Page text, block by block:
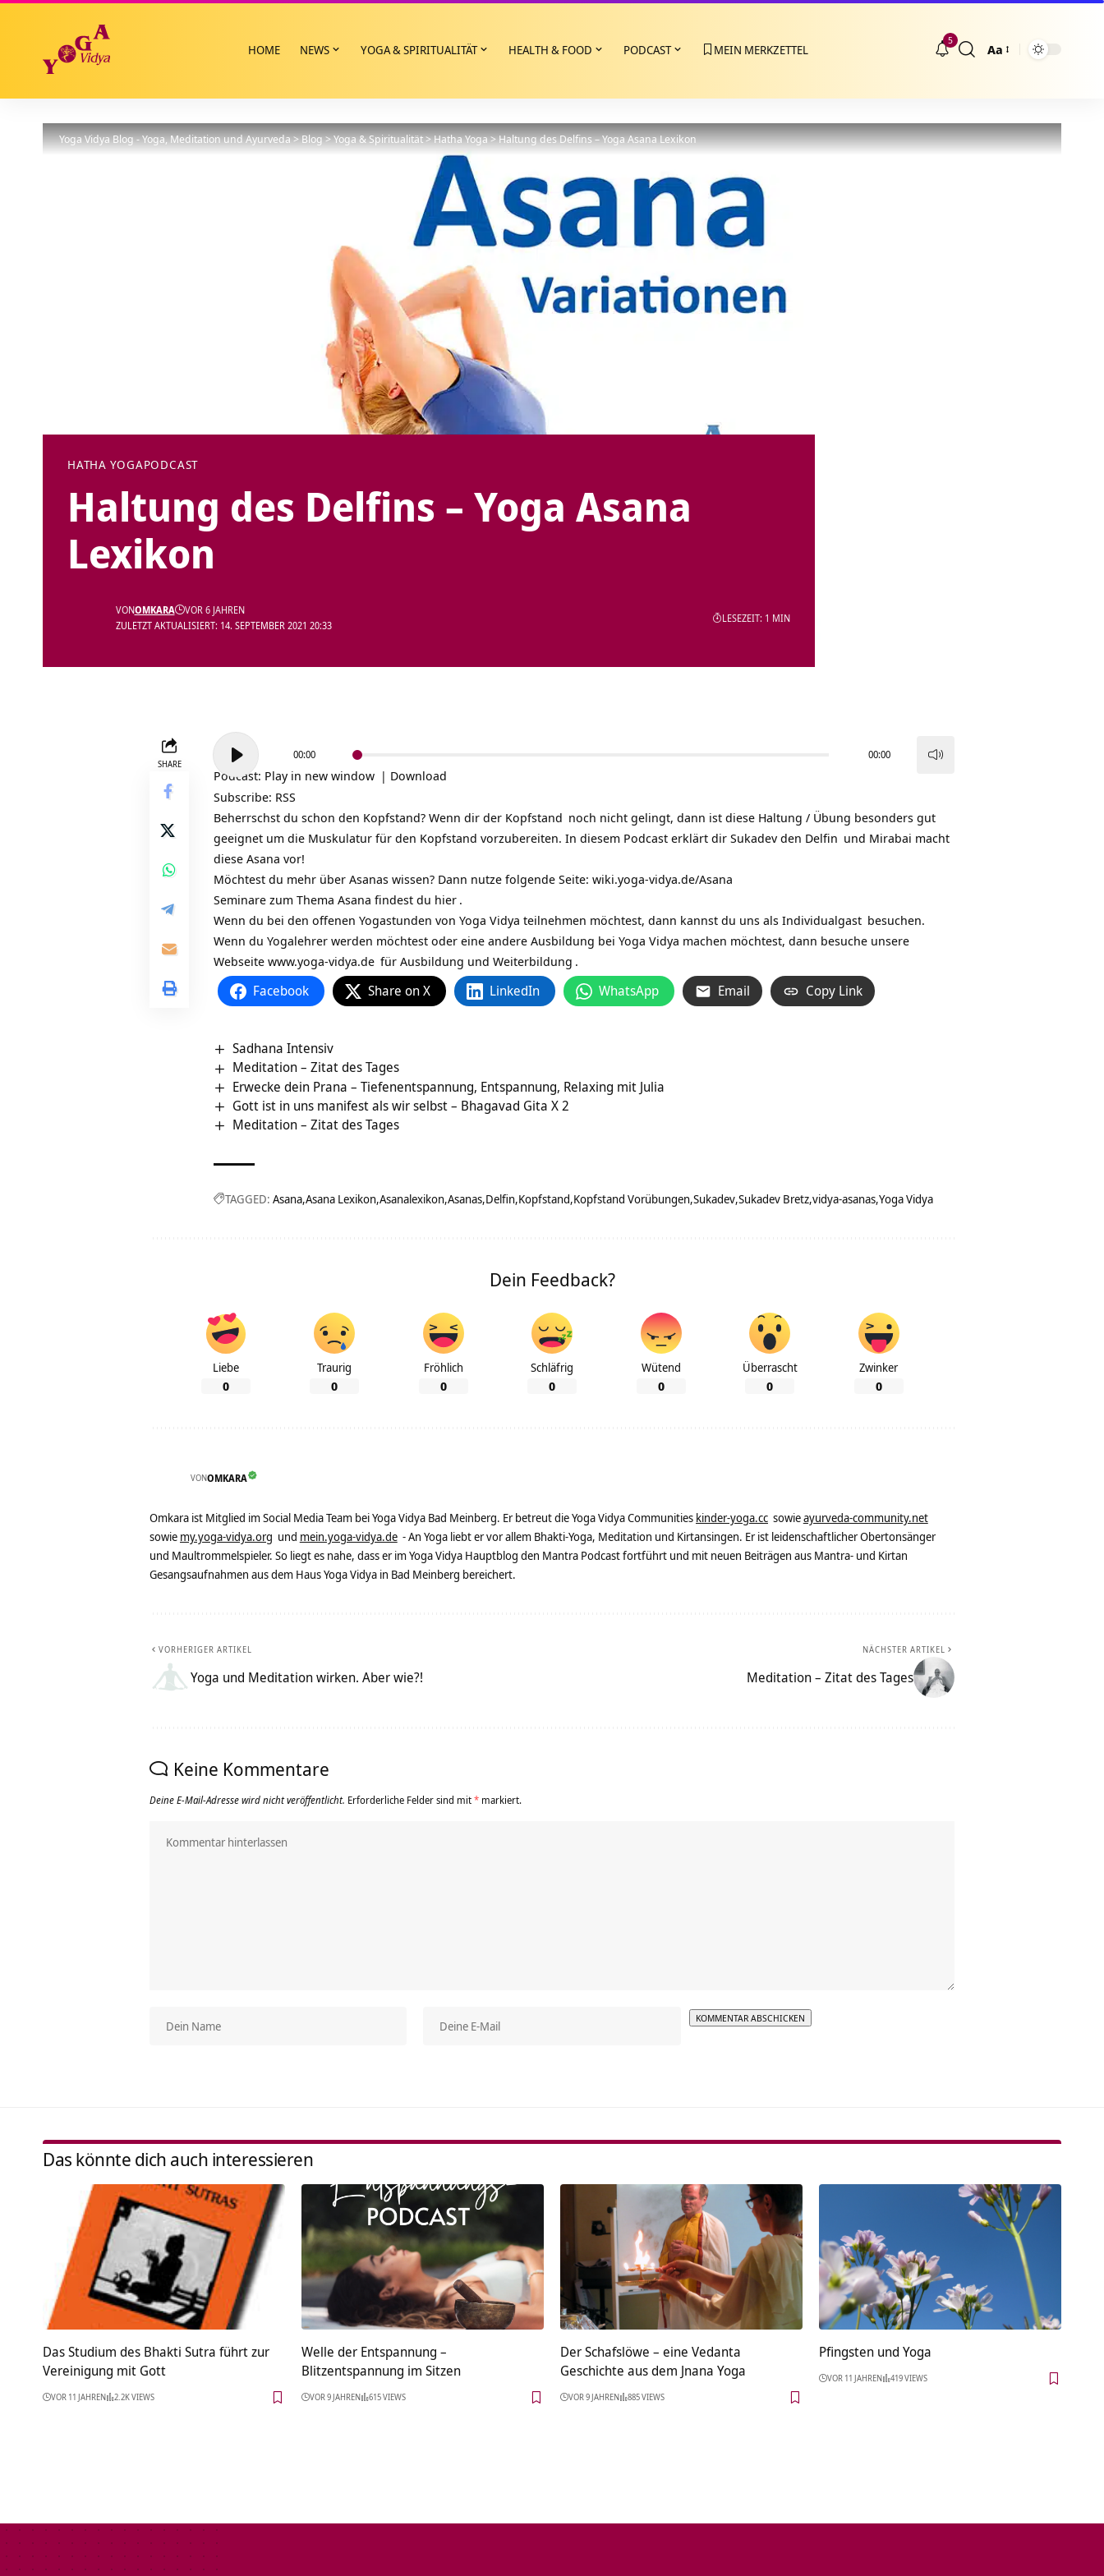
HOME NEWS YOGA & SPIRITUALITÄT HEALTH & FOOD PODCAST MEIN MERKZETTEL
5
Größenänderung
Aa
Yoga Vidya Blog - Yoga, Meditation und Ayurveda>Blog>Yoga & Spiritualität>Hatha Yoga>Haltung des Delfins – Yoga Asana Lexikon
HATHA YOGAPODCAST
Haltung des Delfins – Yoga Asana
Lexikon
ZULETZT AKTUALISIERT: 14. SEPTEMBER 2021 20:33
VONOMKARA VOR 6 JAHREN
LESEZEIT: 1 MIN
SHARE
Audio-
Player
00:00 00:00
Podcast: Play in new window | Download
Subscribe: RSS
Beherrschst du schon den Kopfstand? Wenn dir der Kopfstand noch nicht gelingt, dann ist diese Haltung / Übung besonders gut
geeignet um die Muskulatur für den Kopfstand vorzubereiten. In diesem Podcast erklärt dir Sukadev den Delfin und Mirabai macht
diese Asana vor!
Möchtest du mehr über Asanas wissen? Dann nutze folgende Seite: wiki.yoga-vidya.de/Asana
Seminare zum Thema Asana findest du hier .
Wenn du bei den offenen Yogastunden von Yoga Vidya teilnehmen möchtest, dann kannst du uns als Individualgast besuchen.
Wenn du Yogalehrer werden möchtest oder eine andere Ausbildung bei Yoga Vidya machen möchtest, dann besuche unsere
Webseite www.yoga-vidya.de für Ausbildung und Weiterbildung .
Facebook Share on X LinkedIn WhatsApp Email Copy Link
Sadhana Intensiv
Meditation – Zitat des Tages
Erwecke dein Prana – Tiefenentspannung, Entspannung, Relaxing mit Julia
Gott ist in uns manifest als wir selbst – Bhagavad Gita X 2
Meditation – Zitat des Tages
TAGGED: Asana Asana Lexikon Asanalexikon Asanas Delfin Kopfstand Kopfstand Vorübungen Sukadev Sukadev Bretz vidya-asanas Yoga Vidya
Dein Feedback?
Liebe
0
Traurig
0
Fröhlich
0
Schläfrig
0
Wütend
0
Überrascht
0
Zwinker
0
VONOMKARA
Omkara ist Mitglied im Social Media Team bei Yoga Vidya Bad Meinberg. Er betreut die Yoga Vidya Communities kinder-yoga.cc sowieayurveda-community.net
sowie my.yoga-vidya.org und mein.yoga-vidya.de - An Yoga liebt er vor allem Bhakti-Yoga, Meditation und Kirtansingen. Er ist leidenschaftlicher Obertonsänger
und Maultrommelspieler. So liegt es nahe, dass er im Yoga Vidya Hauptblog den Mantra Podcast fortführt und mit neuen Beiträgen aus Mantra- und Kirtan
Gesangsaufnahmen aus dem Haus Yoga Vidya in Bad Meinberg bereichert.
VORHERIGER ARTIKEL
Yoga und Meditation wirken. Aber wie?!
NÄCHSTER ARTIKEL
Meditation – Zitat des Tages
Keine Kommentare
Deine E-Mail-Adresse wird nicht veröffentlicht. Erforderliche Felder sind mit* markiert.
Das könnte dich auch interessieren
Das Studium des Bhakti Sutra führt zur
Vereinigung mit Gott
VOR 11 JAHREN 2.2K VIEWS
Welle der Entspannung –
Blitzentspannung im Sitzen
VOR 9 JAHREN 615 VIEWS
Der Schafslöwe – eine Vedanta
Geschichte aus dem Jnana Yoga
VOR 9 JAHREN 885 VIEWS
Pfingsten und Yoga
VOR 11 JAHREN 419 VIEWS